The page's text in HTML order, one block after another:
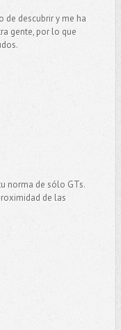
de descubrir y me ha
gente, por lo que
norma de sólo GTs.
de las